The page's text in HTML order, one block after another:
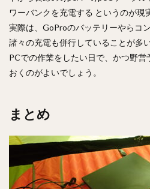
ワーバンクを充電する というのが現
実際は、GoProのバッテリーやらコ
諸々の充電も併行していることが多い
PCでの作業をしたい日で、かつ野
おくのがよいでしょう。
まとめ